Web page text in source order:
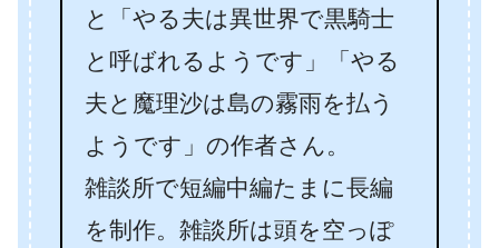
と「やる夫は異世界で黒騎士
と呼ばれるようです」「やる
夫と魔理沙は島の霧雨を払う
ようです」の作者さん。
雑談所で短編中編たまに長編
を制作。雑談所は頭を空っぽ